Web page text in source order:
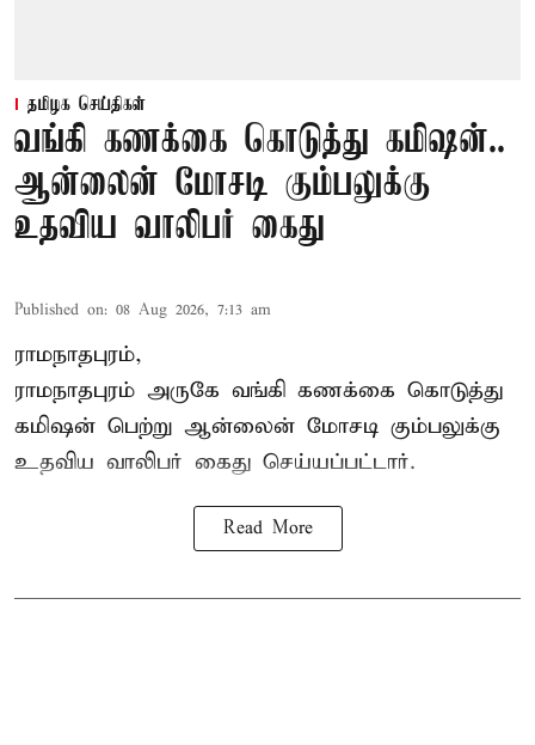
தமிழக செய்திகள்
வங்கி கணக்கை கொடுத்து கமிஷன்..
ஆன்லைன் மோசடி கும்பலுக்கு
உதவிய வாலிபர் கைது
Published on: 08 Aug 2026, 7:13 am
ராமநாதபுரம்,
ராமநாதபுரம் அருகே வங்கி கணக்கை கொடுத்து
கமிஷன் பெற்று ஆன்லைன் மோசடி கும்பலுக்கு
உதவிய வாலிபர் கைது செய்யப்பட்டார்.
Read More